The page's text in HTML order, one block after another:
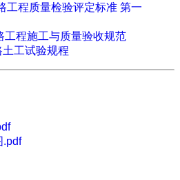
工程质量检验评定标准 第一
工程施工与质量验收规范
工试验规程
.pdf